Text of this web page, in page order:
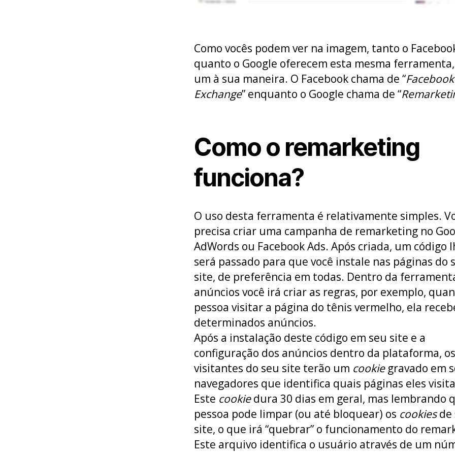
Como vocês podem ver na imagem, tanto o
quanto o Google oferecem esta mesma
um à sua maneira. O Facebook chama de “Facebook
Exchange” enquanto o Google chama de “
Como o remarketing
funciona?
O uso desta ferramenta é relativamente simples.
precisa criar uma campanha de remarketing no
AdWords ou Facebook Ads. Após criada, um código
será passado para que você instale nas páginas do
site, de preferência em todas. Dentro da
anúncios você irá criar as regras, por exemplo,
pessoa visitar a página do tênis vermelho, ela
determinados anúncios.
Após a instalação deste código em seu site e a
configuração dos anúncios dentro da plataforma, os
visitantes do seu site terão um cookiegravado em
navegadores que identifica quais páginas eles
Este cookiedura 30 dias em geral, mas lembrando
pessoa pode limpar (ou até bloquear) os cookiesde
site, o que irá “quebrar” o funcionamento do
Este arquivo identifica o usuário através de um